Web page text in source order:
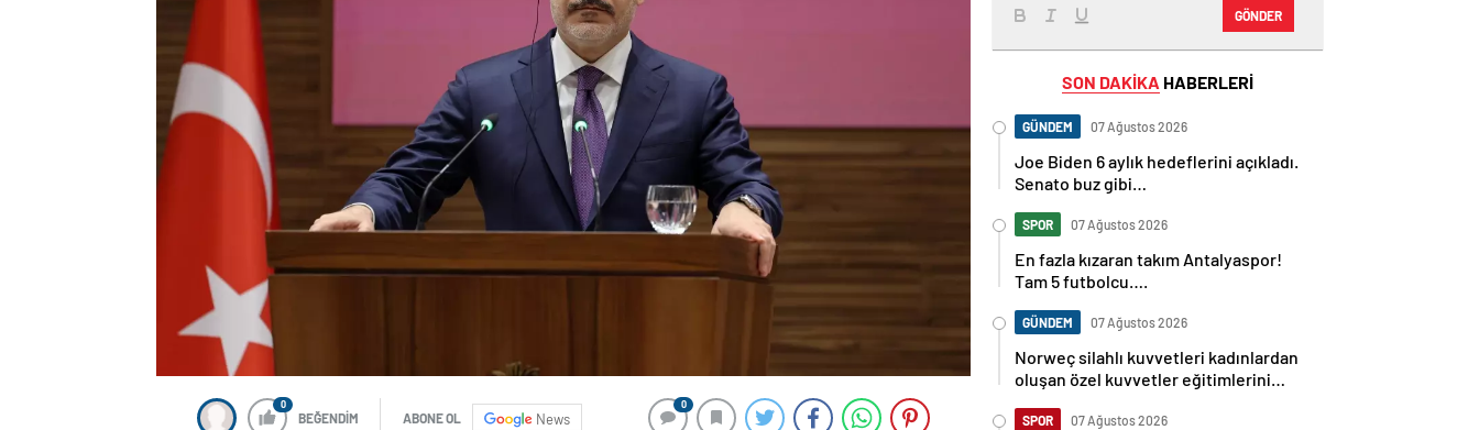
0
BEĞENDİM ABONE OL News
0
GÖNDER
SON DAKİKA HABERLERİ
GÜNDEM 07 Ağustos 2026
Joe Biden 6 aylık hedeflerini açıkladı.
Senato buz gibi…
SPOR 07 Ağustos 2026
En fazla kızaran takım Antalyaspor!
Tam 5 futbolcu….
GÜNDEM 07 Ağustos 2026
Norweç silahlı kuvvetleri kadınlardan
oluşan özel kuvvetler eğitimlerini
SPOR 07 Ağustos 2026